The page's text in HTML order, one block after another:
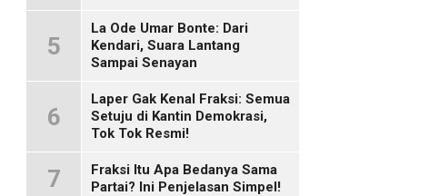
5
La Ode Umar Bonte: Dari
Kendari, Suara Lantang
Sampai Senayan
6
Laper Gak Kenal Fraksi: Semua
Setuju di Kantin Demokrasi,
Tok Tok Resmi!
7
Fraksi Itu Apa Bedanya Sama
Partai? Ini Penjelasan Simpel!